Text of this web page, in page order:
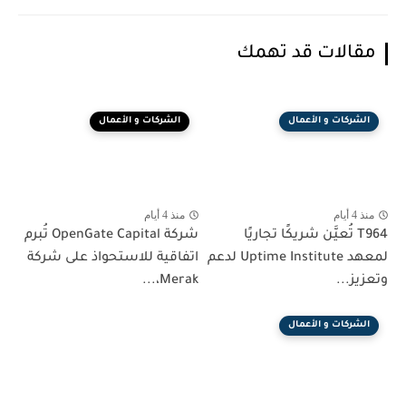
مقالات قد تهمك
الشركات و الأعمال
منذ 4 أيام
T964 تُعيَّن شريكًا تجاريًا
لمعهد Uptime Institute لدعم
وتعزيز...
الشركات و الأعمال
منذ 4 أيام
شركة OpenGate Capital تُبرم
اتفاقية للاستحواذ على شركة
Merak،...
الشركات و الأعمال